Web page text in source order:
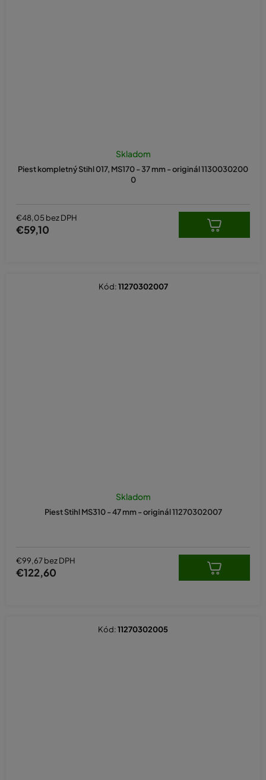
Piest kompletný Stihl 017, MS170 - 37 mm - originál 1130030200
0
Skladom
€48,05 bez DPH
€59,10
Piest Stihl MS310 - 47 mm - originál 11270302007
Skladom
€99,67 bez DPH
€122,60
Kód:11270302007
Kód:11270302005